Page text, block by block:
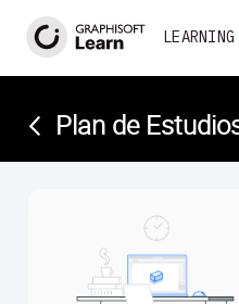
LEARNING
Plan de